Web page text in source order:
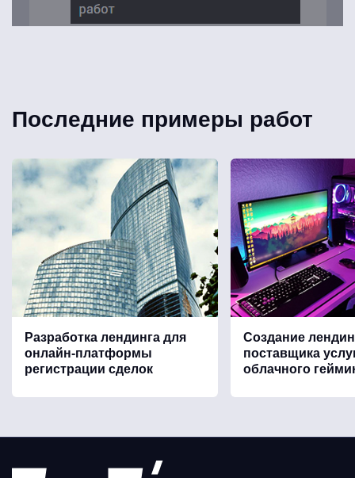
Последние примеры работ
Разработка лендинга для
онлайн-платформы
регистрации сделок
Создание
поставщика
облачного